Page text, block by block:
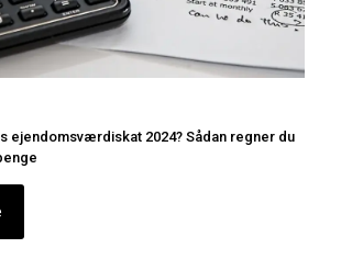
ejendomsværdiskat 2024? Sådan regner du